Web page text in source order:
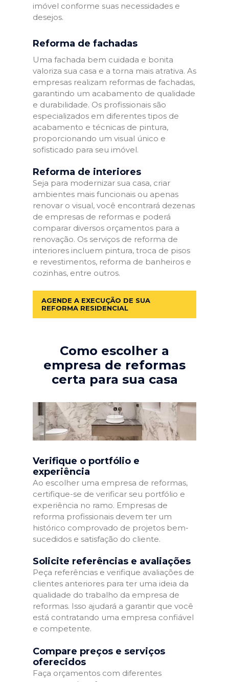
imóvel conforme suas necessidades e
desejos.
Reforma de fachadas
Uma fachada bem cuidada e bonita
valoriza sua casa e a torna mais atrativa. As
empresas realizam reformas de fachadas,
garantindo um acabamento de qualidade
e durabilidade. Os profissionais são
especializados em diferentes tipos de
acabamento e técnicas de pintura,
proporcionando um visual único e
sofisticado para seu imóvel.
Reforma de interiores
Seja para modernizar sua casa, criar
ambientes mais funcionais ou apenas
renovar o visual, você encontrará dezenas
de empresas de reformas e poderá
comparar diversos orçamentos para a
renovação. Os serviços de reforma de
interiores incluem pintura, troca de pisos
e revestimentos, reforma de banheiros e
cozinhas, entre outros.
AGENDE A EXECUÇÃO DE SUA
REFORMA RESIDENCIAL
Como escolher a
empresa de reformas
certa para sua casa
Verifique o portfólio e
experiência
Ao escolher uma empresa de reformas,
certifique-se de verificar seu portfólio e
experiência no ramo. Empresas de
reforma profissionais devem ter um
histórico comprovado de projetos bem-
sucedidos e satisfação do cliente.
Solicite referências e avaliações
Peça referências e verifique avaliações de
clientes anteriores para ter uma ideia da
qualidade do trabalho da empresa de
reformas. Isso ajudará a garantir que você
está contratando uma empresa confiável
e competente.
Compare preços e serviços
oferecidos
Faça orçamentos com diferentes